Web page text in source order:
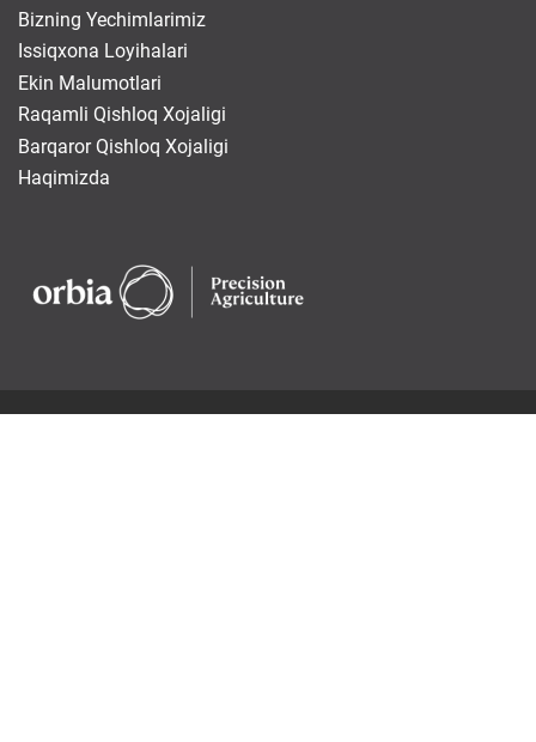
Issiqxona Loyihalari
EkinMalumotlari
RaqamliQishloq Xojaligi
Biz Bilan Boglaning
Bizning Yechimlarimiz
Issiqxona Loyihalari
Ekin Malumotlari
Raqamli Qishloq Xojaligi
Barqaror Qishloq Xojaligi
Haqimizda